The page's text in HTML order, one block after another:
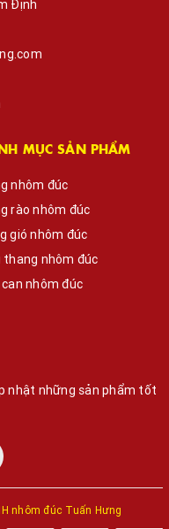
Định
MỤC SẢN PHẨM
nhôm đúc
rào nhôm đúc
gió nhôm đúc
thang nhôm đúc
can nhôm đúc
nhật những sản phẩm tốt
nhôm đúc Tuấn Hưng